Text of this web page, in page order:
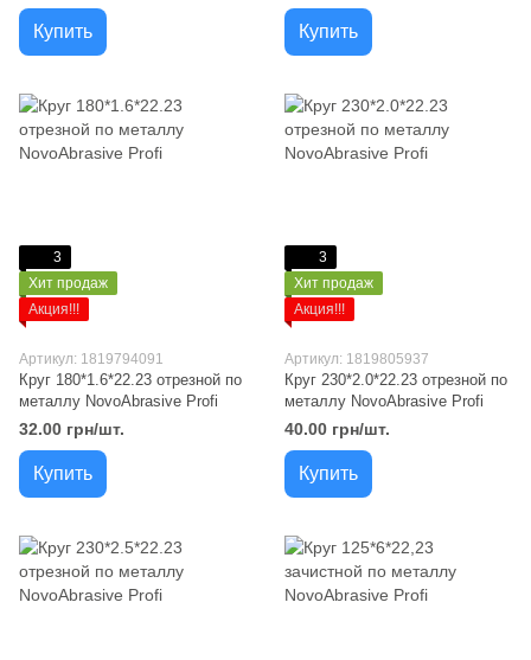
Купить Купить
3
Хит продаж
Акция!!!
Артикул: 1819794091
Круг 180*1.6*22.23 отрезной по
металлу NovoAbrasive Profi
32.00 грн/шт.
Купить
3
Хит продаж
Акция!!!
Артикул: 1819805937
Круг 230*2.0*22.23 отрезной по
металлу NovoAbrasive Profi
40.00 грн/шт.
Купить